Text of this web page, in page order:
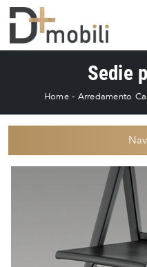
Sedie
Home- Arredamento